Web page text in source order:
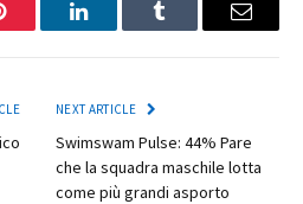
LinkedInTumblr Email
NEXT ARTICLE
Swimswam Pulse: 44% Pare
che la squadra maschile lotta
come più grandi asporto